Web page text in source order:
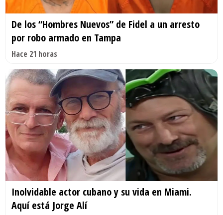
De los “Hombres Nuevos” de Fidel a un arresto
por robo armado en Tampa
Hace 21 horas
Inolvidable actor cubano y su vida en Miami.
Aquí está Jorge Alí